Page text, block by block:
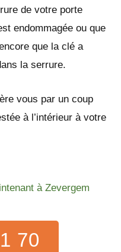
de votre porte
endommagée ou que
que la clé a
la serrure.
vous par un coup
à l’intérieur à votre
à Zevergem
70